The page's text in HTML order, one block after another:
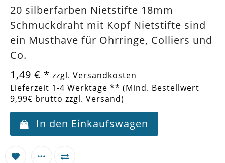
20 silberfarben Nietstifte 18mm
Schmuckdraht mit Kopf Nietstifte sind
ein Musthave für Ohrringe, Colliers und
Co.
1,49 € * zzgl. Versandkosten
Lieferzeit 1-4 Werktage ** (Mind. Bestellwert
9,99€ brutto zzgl. Versand)
In den Einkaufswagen